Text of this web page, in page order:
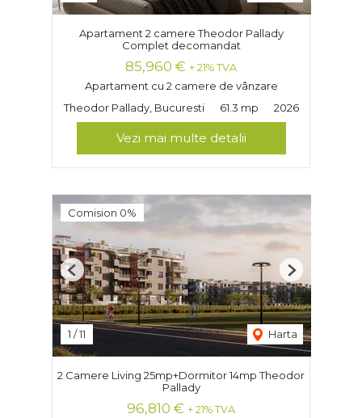
Apartament 2 camere Theodor Pallady
Complet decomandat
85,960 € + 21% TVA
Apartament cu 2 camere de vânzare
Theodor Pallady, Bucuresti
61.3 mp 2026
Vezi mai multe detalii
Comision 0%
1 /11 Harta
Previous Next
2 Camere Living 25mp+Dormitor 14mp Theodor
Pallady
96,810 € + 21% TVA